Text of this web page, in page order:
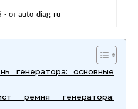
- отauto_diag_ru
генератора: основные
ремня генератора: